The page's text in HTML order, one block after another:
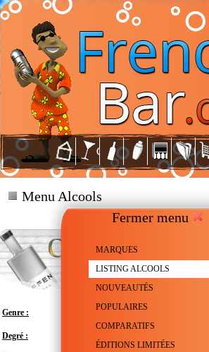
Fermer menu
MARQUES
LISTING ALCOOLS
NOUVEAUTÉS
POPULAIRES
COMPARATIFS
ÉDITIONS LIMITÉES
Menu Alcools
Genre : Vodka
Degré :